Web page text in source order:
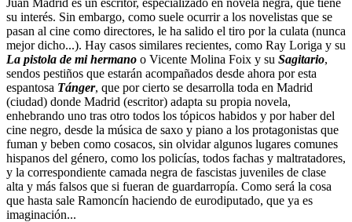
su interés. Sin embargo, como suele ocurrir a los novelistas que se
pasan al cine como directores, le ha salido el tiro por la culata (nunca
mejor dicho...). Hay casos similares recientes, como Ray Loriga y su
La pistola de mi hermano o Vicente Molina Foix y su Sagitario,
sendos pestiños que estarán acompañados desde ahora por esta
espantosa Tánger, que por cierto se desarrolla toda en Madrid
(ciudad) donde Madrid (escritor) adapta su propia novela,
enhebrando uno tras otro todos los tópicos habidos y por haber del
cine negro, desde la música de saxo y piano a los protagonistas que
fuman y beben como cosacos, sin olvidar algunos lugares comunes
hispanos del género, como los policías, todos fachas y maltratadores,
y la correspondiente camada negra de fascistas juveniles de clase
alta y más falsos que si fueran de guardarropía. Como será la cosa
que hasta sale Ramoncín haciendo de eurodiputado, que ya es
imaginación...